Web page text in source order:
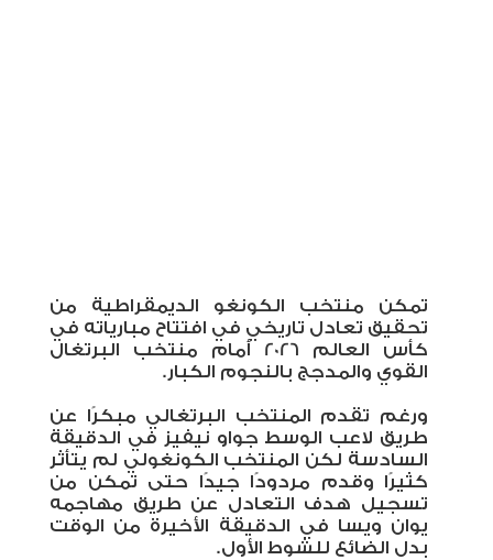
تمكن منتخب الكونغو الديمقراطية من
تحقيق تعادل تاريخي في افتتاح مبارياته في
كأس العالم 2026 أمام منتخب البرتغال
القوي والمدجج بالنجوم الكبار.
ورغم تقدم المنتخب البرتغالي مبكرًا عن
طريق لاعب الوسط جواو نيفيز في الدقيقة
السادسة لكن المنتخب الكونغولي لم يتأثر
كثيرًا وقدم مردودًا جيدًا حتى تمكن من
تسجيل هدف التعادل عن طريق مهاجمه
يوان ويسا في الدقيقة الأخيرة من الوقت
بدل الضائع للشوط الأول.